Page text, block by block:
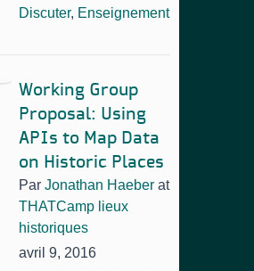
Discuter, Enseignement
Working Group
Proposal: Using
APIs to Map Data
on Historic Places
Par Jonathan Haeber at
THATCamp lieux
historiques
avril 9, 2016